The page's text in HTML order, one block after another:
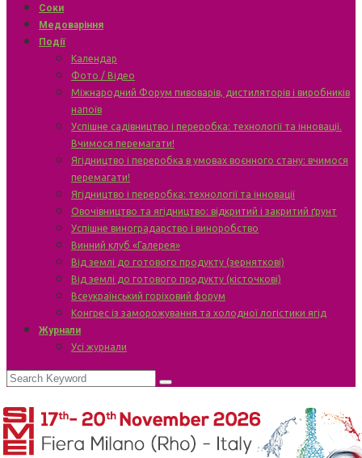
Соки
Медоваріння
Події
Календар
Фото / Відео
Міжнародний Форум пивоварів, дистиляторів і виробників
напоїв
Успішне садівництво і переробка: технології та інновації.
Вчимося перемагати!
Ягідництво і переробка в умовах воєнного стану: вчимося
перемагати!
Ягідництво і переробка: технології та інновації
Овочівництво та ягідництво: відкритий і закритий ґрунт
Успішне виноградарство і виноробство
Винний клуб «Галерея»
Від землі до готового продукту (зерняткові)
Від землі до готового продукту (кісточкові)
Всеукраїнський горіховий форум
Конгрес із заморожування та холодної логістики ягід
Журнали
Усі журнали